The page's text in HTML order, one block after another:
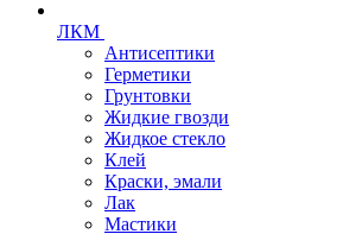
ЛКМ
Антисептики
Герметики
Грунтовки
Жидкие гвозди
Жидкое стекло
Клей
Краски, эмали
Лак
Мастики